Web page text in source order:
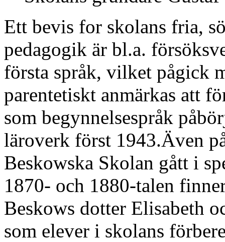
Ett bevis for skolans fria,
pedagogik är bl.a.
första språk, vilket pågick
parentetiskt anmärkas att
som begynnelsespråk
läroverk först 1943.Även
Beskowska Skolan gått i
1870- och 1880-talen
Beskows dotter Elisabeth
som elever i skolans